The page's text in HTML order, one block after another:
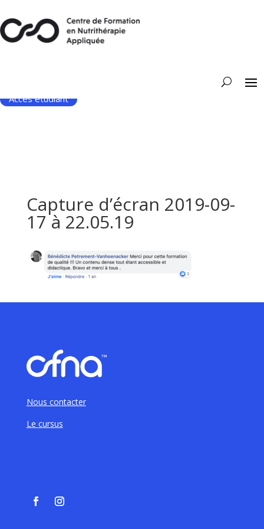
Accès étudiant
Capture d’écran 2019-09-
17 à 22.05.19
Nous contacter
Le cursus